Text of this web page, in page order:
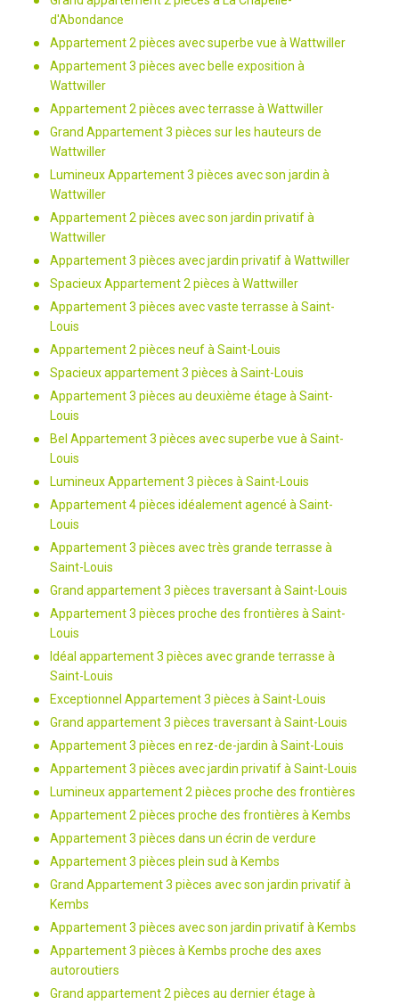
d'Abondance
Appartement 2 pièces avec superbe vue à Wattwiller
Appartement 3 pièces avec belle exposition à
Wattwiller
Appartement 2 pièces avec terrasse à Wattwiller
Grand Appartement 3 pièces sur les hauteurs de
Wattwiller
Lumineux Appartement 3 pièces avec son jardin à
Wattwiller
Appartement 2 pièces avec son jardin privatif à
Wattwiller
Appartement 3 pièces avec jardin privatif à Wattwiller
Spacieux Appartement 2 pièces à Wattwiller
Appartement 3 pièces avec vaste terrasse à Saint-
Louis
Appartement 2 pièces neuf à Saint-Louis
Spacieux appartement 3 pièces à Saint-Louis
Appartement 3 pièces au deuxième étage à Saint-
Louis
Bel Appartement 3 pièces avec superbe vue à Saint-
Louis
Lumineux Appartement 3 pièces à Saint-Louis
Appartement 4 pièces idéalement agencé à Saint-
Louis
Appartement 3 pièces avec très grande terrasse à
Saint-Louis
Grand appartement 3 pièces traversant à Saint-Louis
Appartement 3 pièces proche des frontières à Saint-
Louis
Idéal appartement 3 pièces avec grande terrasse à
Saint-Louis
Exceptionnel Appartement 3 pièces à Saint-Louis
Grand appartement 3 pièces traversant à Saint-Louis
Appartement 3 pièces en rez-de-jardin à Saint-Louis
Appartement 3 pièces avec jardin privatif à Saint-Louis
Lumineux appartement 2 pièces proche des frontières
Appartement 2 pièces proche des frontières à Kembs
Appartement 3 pièces dans un écrin de verdure
Appartement 3 pièces plein sud à Kembs
Grand Appartement 3 pièces avec son jardin privatif à
Kembs
Appartement 3 pièces avec son jardin privatif à Kembs
Appartement 3 pièces à Kembs proche des axes
autoroutiers
Grand appartement 2 pièces au dernier étage à